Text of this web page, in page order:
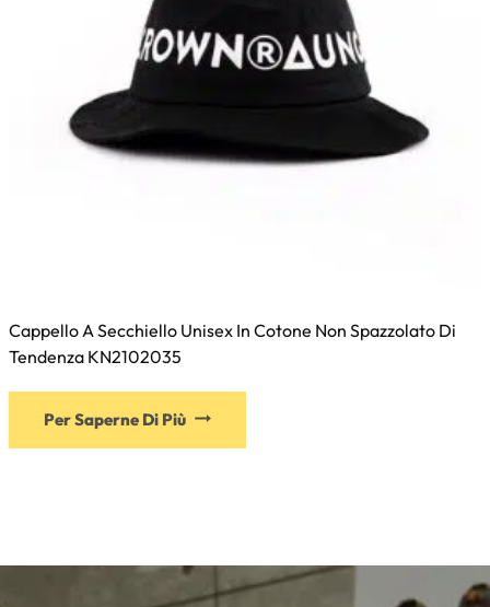
prodotto
Cappello A Secchiello Unisex In Cotone Non Spazzolato Di
Tendenza KN2102035
Per Saperne Di Più
opzioni
possono